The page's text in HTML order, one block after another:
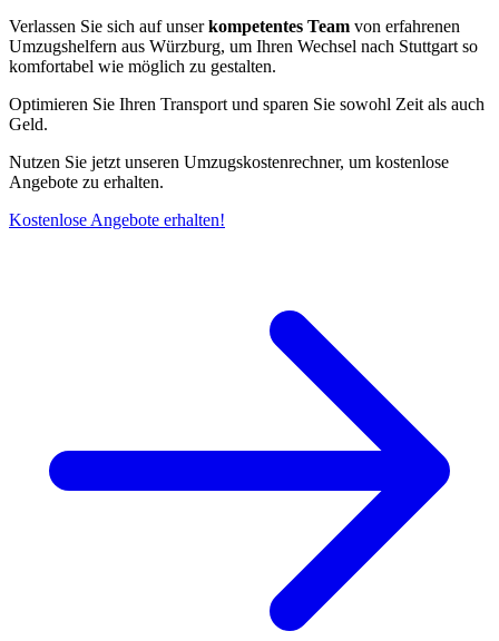
Verlassen Sie sich auf unserkompetentes Team von erfahrenen
Umzugshelfern aus Würzburg, um Ihren Wechsel nach Stuttgart so
komfortabel wie möglich zu gestalten.
Optimieren Sie Ihren Transport und sparen Sie sowohl Zeit als auch
Geld.
Nutzen Sie jetzt unseren Umzugskostenrechner, um kostenlose
Angebote zu erhalten.
Kostenlose Angebote erhalten!